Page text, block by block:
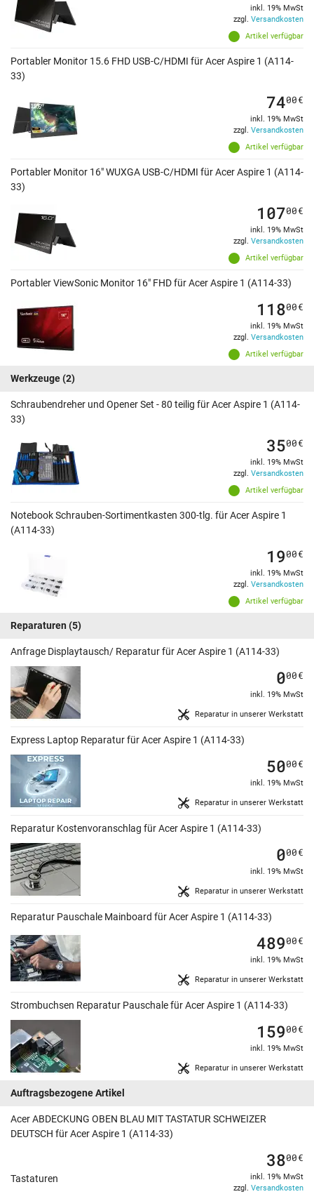
Artikel verfügbar
inkl. 19% MwSt
zzgl. Versandkosten
Portabler Monitor 15.6 FHD USB-C/HDMI für Acer Aspire 1 (A114-
33)
Artikel verfügbar
7400€
inkl. 19% MwSt
zzgl. Versandkosten
Portabler Monitor 16" WUXGA USB-C/HDMI für Acer Aspire 1 (A114-
33)
Artikel verfügbar
10700€
inkl. 19% MwSt
zzgl. Versandkosten
Portabler ViewSonic Monitor 16" FHD für Acer Aspire 1 (A114-33)
Artikel verfügbar
11800€
inkl. 19% MwSt
zzgl. Versandkosten
Werkzeuge(2)
Schraubendreher und Opener Set - 80 teilig für Acer Aspire 1 (A114-
33)
Artikel verfügbar
3500€
inkl. 19% MwSt
zzgl. Versandkosten
Notebook Schrauben-Sortimentkasten 300-tlg. für Acer Aspire 1
(A114-33)
Artikel verfügbar
1900€
inkl. 19% MwSt
zzgl. Versandkosten
Reparaturen (5)
Anfrage Displaytausch/ Reparatur für Acer Aspire 1 (A114-33)
Reparatur in unserer Werkstatt
000€
inkl. 19% MwSt
Express Laptop Reparatur für Acer Aspire 1 (A114-33)
Reparatur in unserer Werkstatt
5000€
inkl. 19% MwSt
Reparatur Kostenvoranschlag für Acer Aspire 1 (A114-33)
Reparatur in unserer Werkstatt
000€
inkl. 19% MwSt
Reparatur Pauschale Mainboard für Acer Aspire 1 (A114-33)
Reparatur in unserer Werkstatt
48900€
inkl. 19% MwSt
Strombuchsen Reparatur Pauschale für Acer Aspire 1 (A114-33)
Reparatur in unserer Werkstatt
15900€
inkl. 19% MwSt
Auftragsbezogene Artikel
Acer ABDECKUNG OBEN BLAU MIT TASTATUR SCHWEIZER
DEUTSCH für Acer Aspire 1 (A114-33)
Tastaturen
3800€
inkl. 19% MwSt
zzgl. Versandkosten